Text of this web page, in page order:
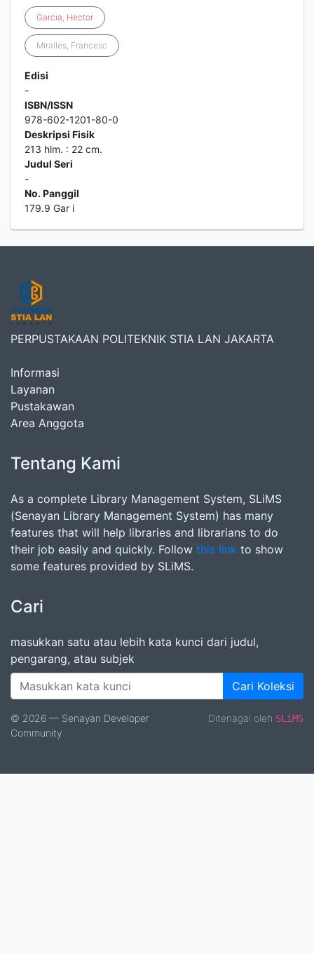
Garcia, Hector
Miralles, Francesc
Edisi
-
ISBN/ISSN
978-602-1201-80-0
Deskripsi Fisik
213 hlm. : 22 cm.
Judul Seri
-
No. Panggil
179.9 Gar i
PERPUSTAKAAN POLITEKNIK STIA LAN JAKARTA
Informasi
Layanan
Pustakawan
Area Anggota
Tentang Kami
As a complete Library Management System, SLiMS
(Senayan Library Management System) has many
features that will help libraries and librarians to do
their job easily and quickly. Follow this link to show
some features provided by SLiMS.
Cari
masukkan satu atau lebih kata kunci dari judul,
pengarang, atau subjek
Cari Koleksi
© 2026 — Senayan Developer
Community
Ditenagai oleh SLiMS